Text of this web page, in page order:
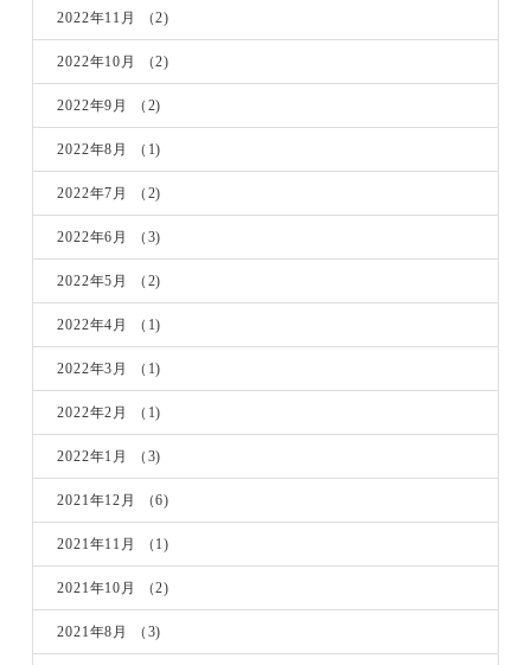
2022年11月 （2)
2022年10月 （2)
2022年9月 （2)
2022年8月 （1)
2022年7月 （2)
2022年6月 （3)
2022年5月 （2)
2022年4月 （1)
2022年3月 （1)
2022年2月 （1)
2022年1月 （3)
2021年12月 （6)
2021年11月 （1)
2021年10月 （2)
2021年8月 （3)